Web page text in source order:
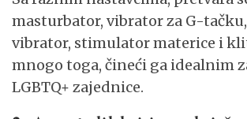
masturbator, vibrator za G-
vibrator, stimulator materice i
mnogo toga, čineći ga idealnim
LGBTQ+ zajednice.